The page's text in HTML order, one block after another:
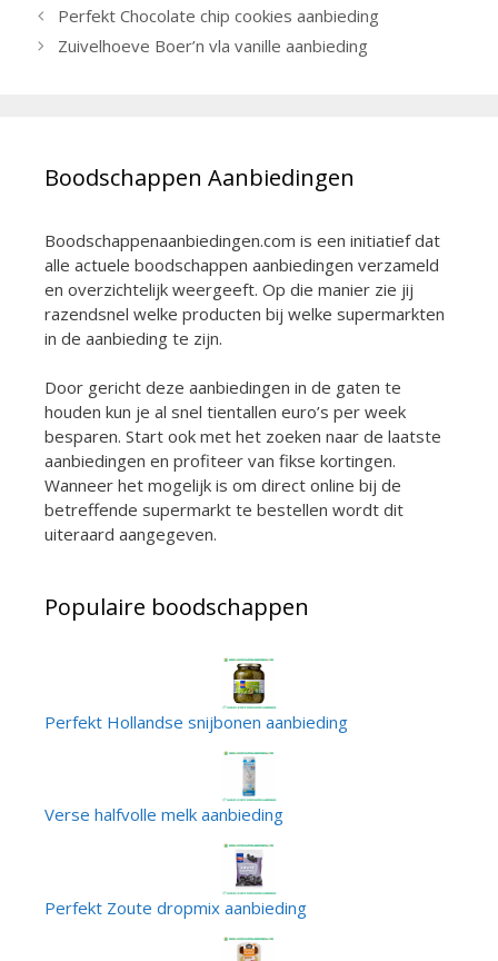
Berichtnavigatie
Perfekt Chocolate chip cookies aanbieding
Zuivelhoeve Boer’n vla vanille aanbieding
Boodschappen Aanbiedingen
Boodschappenaanbiedingen.com is een initiatief dat
alle actuele boodschappen aanbiedingen verzameld
en overzichtelijk weergeeft. Op die manier zie jij
razendsnel welke producten bij welke supermarkten
in de aanbieding te zijn.
Door gericht deze aanbiedingen in de gaten te
houden kun je al snel tientallen euro’s per week
besparen. Start ook met het zoeken naar de laatste
aanbiedingen en profiteer van fikse kortingen.
Wanneer het mogelijk is om direct online bij de
betreffende supermarkt te bestellen wordt dit
uiteraard aangegeven.
Populaire boodschappen
Perfekt Hollandse snijbonen aanbieding
Verse halfvolle melk aanbieding
Perfekt Zoute dropmix aanbieding